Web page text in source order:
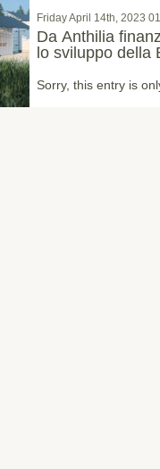
Friday April 14th, 2023
Da Anthilia
lo sviluppo della
Sorry, this entry is